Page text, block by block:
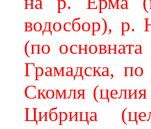
водосбор), р.
(по
Грамадска,
Скомля
Цибрица